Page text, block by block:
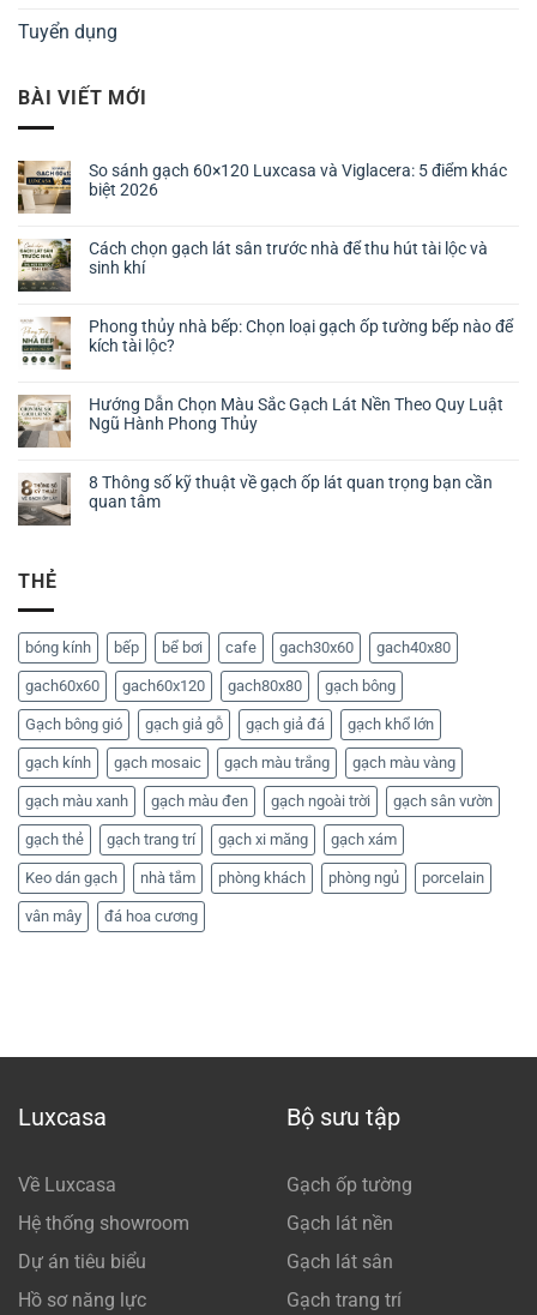
Tuyển dụng
BÀI VIẾT MỚI
So sánh gạch 60×120 Luxcasa và Viglacera: 5 điểm khác
biệt 2026
Cách chọn gạch lát sân trước nhà để thu hút tài lộc và
sinh khí
Phong thủy nhà bếp: Chọn loại gạch ốp tường bếp nào để
kích tài lộc?
Hướng Dẫn Chọn Màu Sắc Gạch Lát Nền Theo Quy Luật
Ngũ Hành Phong Thủy
8 Thông số kỹ thuật về gạch ốp lát quan trọng bạn cần
quan tâm
THẺ
bóng kính bếp bể bơi cafe gach30x60 gach40x80
gach60x60 gach60x120 gach80x80 gạch bông
Gạch bông gió gạch giả gỗ gạch giả đá gạch khổ lớn
gạch kính gạch mosaic gạch màu trắng gạch màu vàng
gạch màu xanh gạch màu đen gạch ngoài trời gạch sân vườn
gạch thẻ gạch trang trí gạch xi măng gạch xám
Keo dán gạch nhà tắm phòng khách phòng ngủ porcelain
vân mây đá hoa cương
Luxcasa
Về Luxcasa
Hệ thống showroom
Dự án tiêu biểu
Hồ sơ năng lực
Bộ sưu tập
Gạch ốp tường
Gạch lát nền
Gạch lát sân
Gạch trang trí